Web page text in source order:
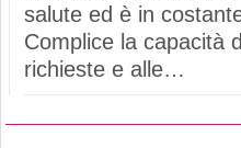
salute ed è in
Complice la capacità
richieste e alle…